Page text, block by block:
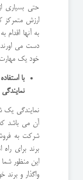
حتی بسیاری
ارزش متمرکز
به آنها اقدام
دست می
خود یک
با
نمایندگی
نمایندگی
آن می باشد
شرکت به
برند برای
این منظور
واگذار و برند